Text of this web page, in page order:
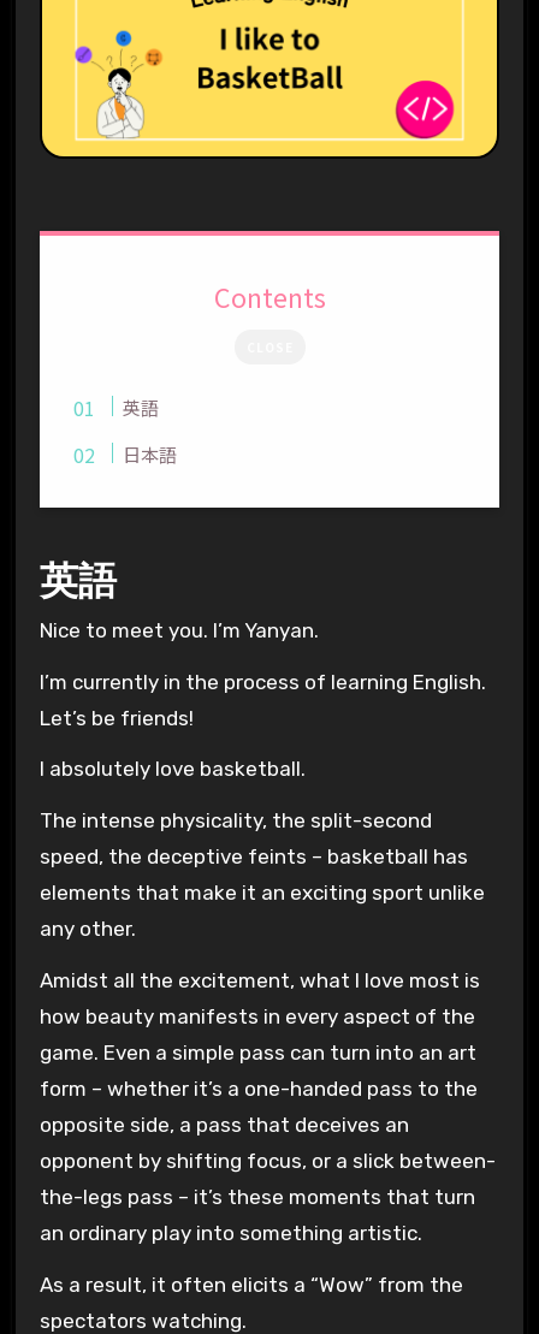
Contents
英語
日本語
英語
Nice to meet you. I’m Yanyan.
I’m currently in the process of learning English.
Let’s be friends!
I absolutely love basketball.
The intense physicality, the split-second
speed, the deceptive feints – basketball has
elements that make it an exciting sport unlike
any other.
Amidst all the excitement, what I love most is
how beauty manifests in every aspect of the
game. Even a simple pass can turn into an art
form – whether it’s a one-handed pass to the
opposite side, a pass that deceives an
opponent by shifting focus, or a slick between-
the-legs pass – it’s these moments that turn
an ordinary play into something artistic.
As a result, it often elicits a “Wow” from the
spectators watching.